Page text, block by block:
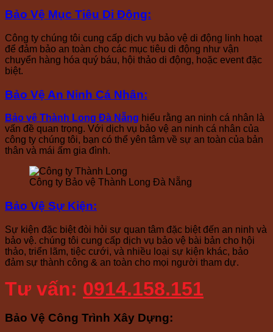
Bảo Vệ Mục Tiêu Di Động:
Công ty chúng tôi cung cấp dịch vụ bảo vệ di động linh hoạt
để đảm bảo an toàn cho các mục tiêu di động như vận
chuyển hàng hóa quý báu, hội thảo di động, hoặc event đặc
biệt.
Bảo Vệ An Ninh Cá Nhân:
Bảo vệ Thành Long Đà Nẵng hiểu rằng an ninh cá nhân là
vấn đề quan trọng. Với dịch vụ bảo vệ an ninh cá nhân của
công ty chúng tôi, bạn có thể yên tâm về sự an toàn của bản
thân và mái ấm gia đình.
Công ty Bảo vệ Thành Long Đà Nẵng
Bảo Vệ Sự Kiện:
Sự kiện đặc biệt đòi hỏi sự quan tâm đặc biệt đến an ninh và
bảo vệ. chúng tôi cung cấp dịch vụ bảo vệ bài bản cho hội
thảo, triển lãm, tiệc cưới, và nhiều loại sự kiện khác, bảo
đảm sự thành công & an toàn cho mọi người tham dự.
Tư vấn: 0914.158.151
Bảo Vệ Công Trình Xây Dựng: